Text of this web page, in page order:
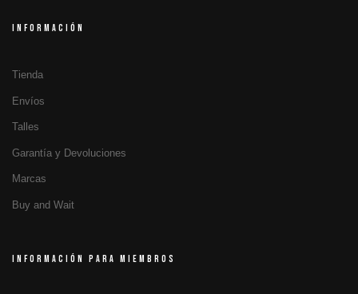
INFORMACIÓN
Tienda
Envíos
Talles
Garantía y Devoluciones
Marcas
Buy and Wait
INFORMACIÓN PARA MIEMBROS